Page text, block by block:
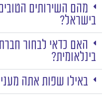
מהם השירותים
בישראל?
האם כדאי לבחור חברת
בינלאומית?
באילו שפות אתה